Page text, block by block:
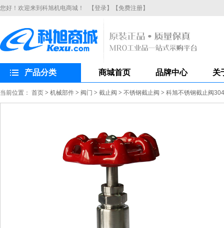
您好！欢迎来到科旭机电商城！ 【登录】 【免费注册】
产品分类 商城首页 品牌中心 关
当前位置： 首页 > 机械部件 > 阀门 > 截止阀 > 不锈钢截止阀 > 科旭不锈钢截止阀